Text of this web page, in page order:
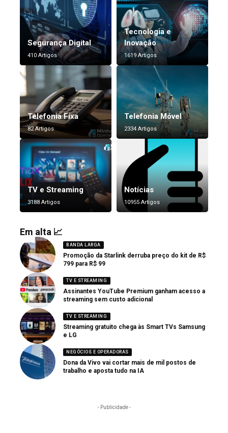
Segurança Digital
410 Artigos
Tecnologia e
Inovação
1619 Artigos
Telefonia Fixa
82 Artigos
Telefonia Móvel
2334 Artigos
TV e Streaming
3188 Artigos
Notícias
10955 Artigos
Em alta 📈
BANDA LARGA
Promoção da Starlink derruba preço do kit de R$
799 para R$ 99
TV E STREAMING
Assinantes YouTube Premium ganham acesso a
streaming sem custo adicional
TV E STREAMING
Streaming gratuito chega às Smart TVs Samsung
e LG
NEGÓCIOS E OPERADORAS
Dona da Vivo vai cortar mais de mil postos de
trabalho e aposta tudo na IA
- Publicidade -